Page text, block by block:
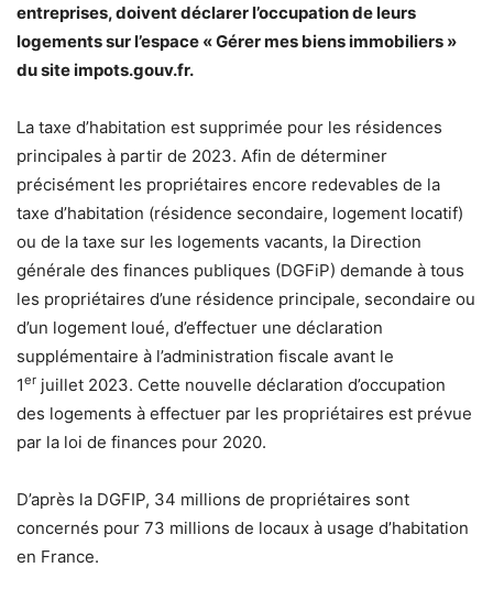
entreprises, doivent déclarer l’occupation de leurs
logements sur l’espace « Gérer mes biens immobiliers »
du site impots.gouv.fr.
La taxe d’habitation est supprimée pour les résidences
principales à partir de 2023. Afin de déterminer
précisément les propriétaires encore redevables de la
taxe d’habitation (résidence secondaire, logement locatif)
ou de la taxe sur les logements vacants, la Direction
générale des finances publiques (DGFiP) demande à tous
les propriétaires d’une résidence principale, secondaire ou
d’un logement loué, d’effectuer une déclaration
supplémentaire à l’administration fiscale avant le
1er juillet 2023. Cette nouvelle déclaration d’occupation
des logements à effectuer par les propriétaires est prévue
par la loi de finances pour 2020.
D’après la DGFIP, 34 millions de propriétaires sont
concernés pour 73 millions de locaux à usage d’habitation
en France.